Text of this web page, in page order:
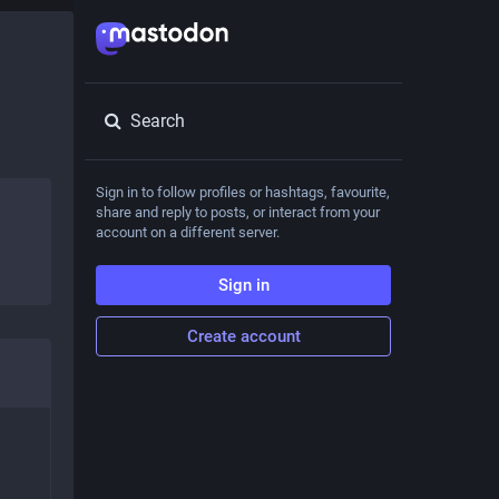
Search
Sign in to follow profiles or hashtags, favourite,
share and reply to posts, or interact from your
account on a different server.
Sign in
Create account